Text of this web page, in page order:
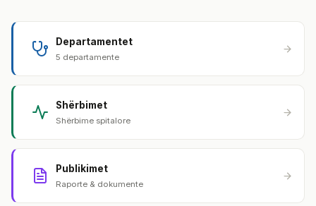
Departamentet
5 departamente
Shërbimet
Shërbime spitalore
Publikimet
Raporte & dokumente